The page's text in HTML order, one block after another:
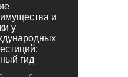
и
у
гид